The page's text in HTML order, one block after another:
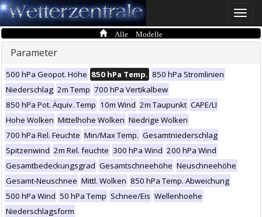
Toggle
Alle Modelle
Parameter
500 hPa Geopot. Höhe 850 hPa Temp. 850 hPa Stromlinien
Niederschlag 2m Temp 700 hPa Vertikalbew
850 hPa Pot. Äquiv. Temp 10m Wind 2m Taupunkt CAPE/LI
Hohe Wolken Mittelhohe Wolken Niedrige Wolken
700 hPa Rel. Feuchte Min/Max Temp. Gesamtniederschlag
Spitzenwind 2m Rel. feuchte 300 hPa Wind 200 hPa Wind
Gesamtbedeckungsgrad Gesamtschneehöhe Neuschneehöhe
Gesamt-Neuschnee Mittl. Wolken 850 hPa Temp. Abweichung
500 hPa Wind 50 hPa Temp Schnee/Eis Wellenhoehe
Niederschlagsform